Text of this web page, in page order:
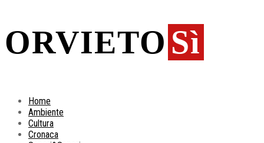
ORVIETO Sì
Home
Ambiente
Cultura
Cronaca